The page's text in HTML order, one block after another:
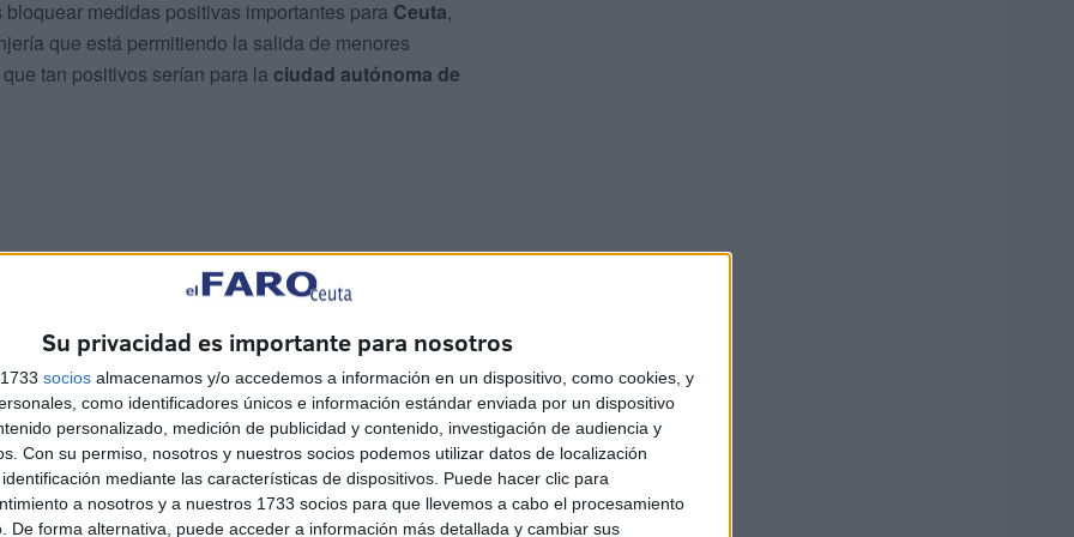
Su privacidad es importante para nosotros
socios almacenamos y/o accedemos a información en un dispositivo, como cookies, y
como identificadores únicos e información estándar enviada por un dispositivo
personalizado, medición de publicidad y contenido, investigación de audiencia y
Con su permiso, nosotros y nuestros socios podemos utilizar datos de localización
mediante las características de dispositivos. Puede hacer clic para
a nosotros y a nuestros 1733 socios para que llevemos a cabo el procesamiento
De forma alternativa, puede acceder a información más detallada y cambiar sus
medidas positivas importantes para Ceuta,
que está permitiendo la salida de menores
que tan positivos serían para la ciudad autónoma de
Presupuestos
Ceutaha hablado de las prioridades de su partido para
las reuniones mantenidas con la consejera de
nuevo en estospresupuestos, que sí ha sido